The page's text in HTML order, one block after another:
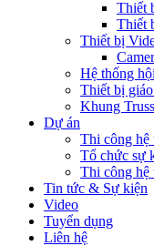
Thiết
Thiết
Thiết bị
Hệ thống
Thiết bị
Khung Truss
Dự án
Thi công hệ
Tổ chức sự
Thi công hệ
Tin tức & Sự kiện
Video
Tuyển dụng
Liên hệ